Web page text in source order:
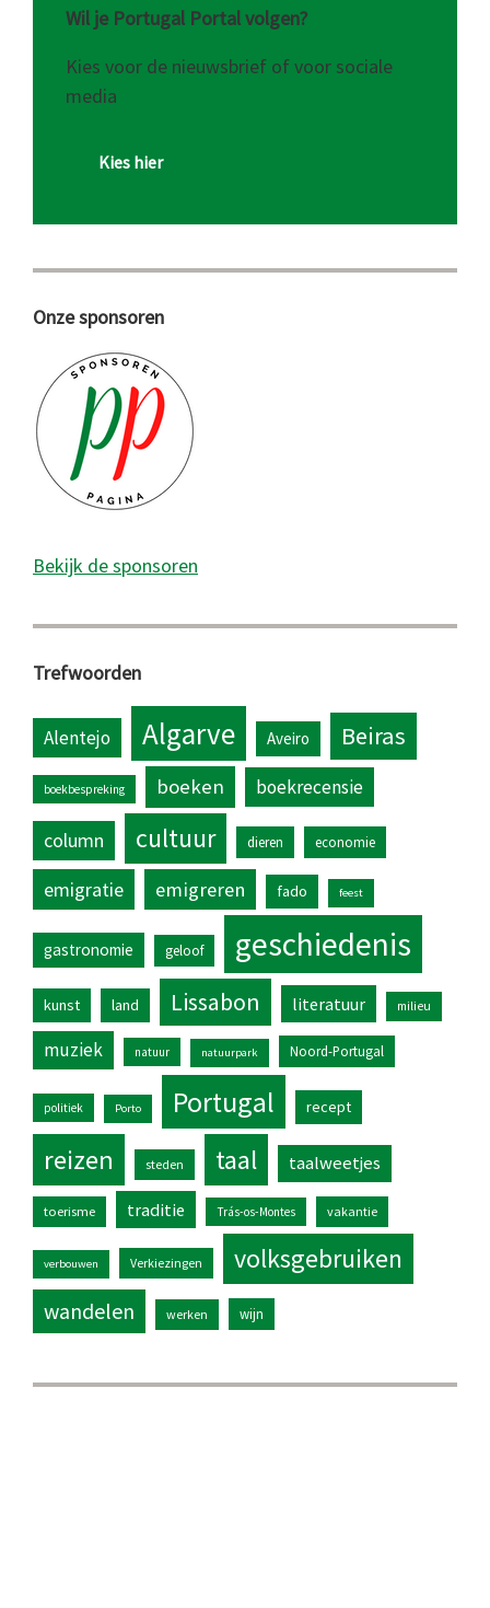
Wil je Portugal Portal volgen?
Kies voor de nieuwsbrief of voor sociale
media
Kies hier
Onze sponsoren
Bekijk de sponsoren
Trefwoorden
Alentejo Algarve Aveiro Beiras
boekbespreking boeken boekrecensie
column cultuur dieren economie
emigratie emigreren fado feest
gastronomie geloof geschiedenis
kunst land Lissabon literatuur milieu
muziek natuur natuurpark Noord-Portugal
politiek Porto Portugal recept
reizen steden taal taalweetjes
toerisme traditie Trás-os-Montes vakantie
verbouwen Verkiezingen volksgebruiken
wandelen werken wijn